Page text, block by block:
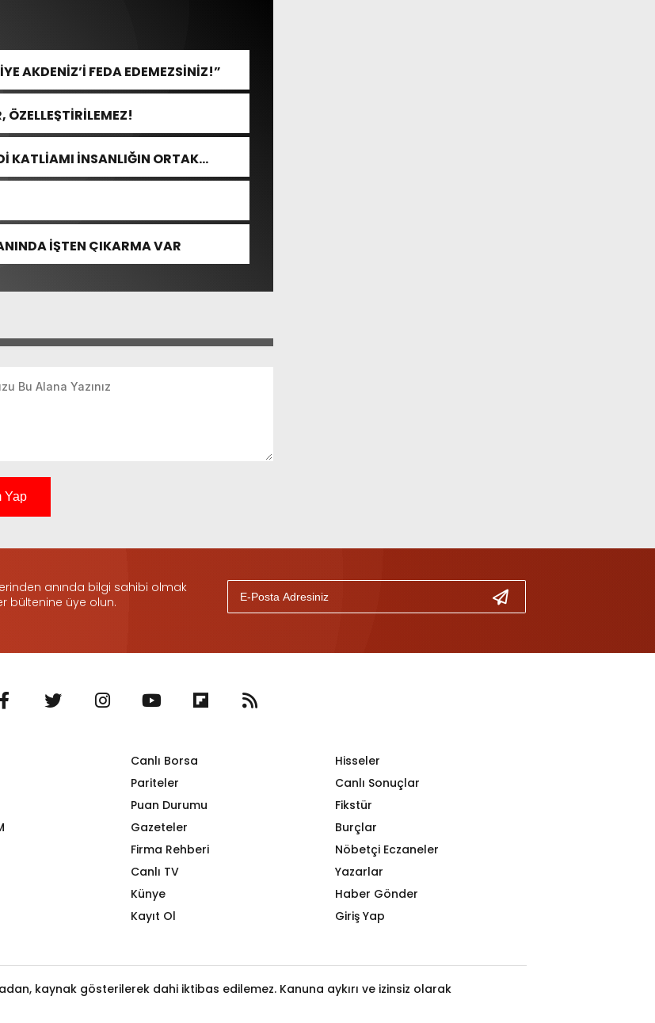
AKDENİZ’İ FEDA EDEMEZSİNİZ!”
KATLİAMI İNSANLIĞIN ORTAK
İŞTEN ÇIKARMA VAR
Yap
anında bilgi sahibi olmak
bültenine üye olun.
Canlı Borsa
Hisseler
Pariteler
Canlı Sonuçlar
Puan Durumu
Fikstür
Gazeteler
Burçlar
Firma Rehberi
Nöbetçi Eczaneler
Canlı TV
Yazarlar
Künye
Haber Gönder
Kayıt Ol
Giriş Yap
kaynak gösterilerek dahi iktibas edilemez. Kanuna aykırı ve izinsiz olarak